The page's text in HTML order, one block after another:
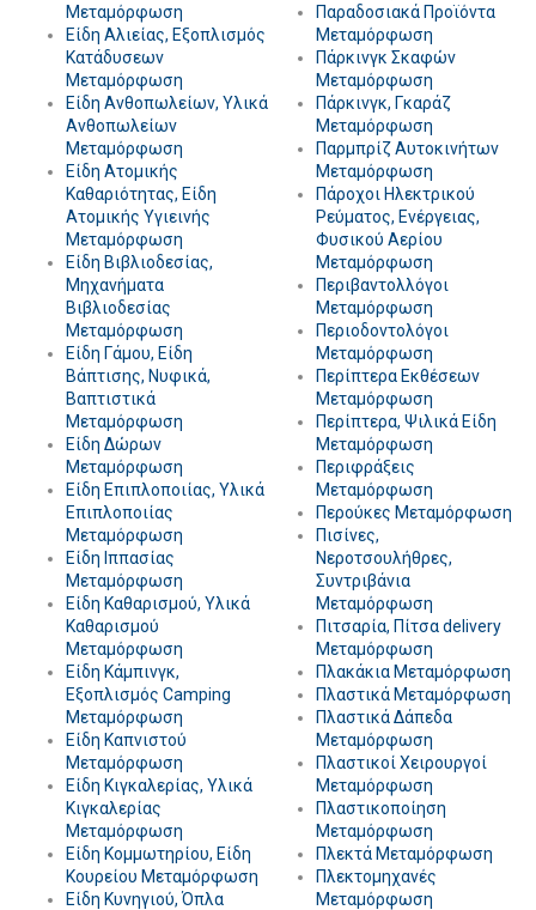
Μεταμόρφωση
Είδη Αλιείας, Εξοπλισμός
Κατάδυσεων
Μεταμόρφωση
Είδη Ανθοπωλείων, Υλικά
Ανθοπωλείων
Μεταμόρφωση
Είδη Ατομικής
Καθαριότητας, Είδη
Ατομικής Υγιεινής
Μεταμόρφωση
Είδη Βιβλιοδεσίας,
Μηχανήματα
Βιβλιοδεσίας
Μεταμόρφωση
Είδη Γάμου, Είδη
Βάπτισης, Νυφικά,
Βαπτιστικά
Μεταμόρφωση
Είδη Δώρων
Μεταμόρφωση
Είδη Επιπλοποιίας, Υλικά
Επιπλοποιίας
Μεταμόρφωση
Είδη Ιππασίας
Μεταμόρφωση
Είδη Καθαρισμού, Υλικά
Καθαρισμού
Μεταμόρφωση
Είδη Κάμπινγκ,
Εξοπλισμός Camping
Μεταμόρφωση
Είδη Καπνιστού
Μεταμόρφωση
Είδη Κιγκαλερίας, Υλικά
Κιγκαλερίας
Μεταμόρφωση
Είδη Κομμωτηρίου, Είδη
Κουρείου Μεταμόρφωση
Είδη Κυνηγιού, Όπλα
Παραδοσιακά Προϊόντα
Μεταμόρφωση
Πάρκινγκ Σκαφών
Μεταμόρφωση
Πάρκινγκ, Γκαράζ
Μεταμόρφωση
Παρμπρίζ Αυτοκινήτων
Μεταμόρφωση
Πάροχοι Ηλεκτρικού
Ρεύματος, Ενέργειας,
Φυσικού Αερίου
Μεταμόρφωση
Περιβαντολλόγοι
Μεταμόρφωση
Περιοδοντολόγοι
Μεταμόρφωση
Περίπτερα Εκθέσεων
Μεταμόρφωση
Περίπτερα, Ψιλικά Είδη
Μεταμόρφωση
Περιφράξεις
Μεταμόρφωση
Περούκες Μεταμόρφωση
Πισίνες,
Νεροτσουλήθρες,
Συντριβάνια
Μεταμόρφωση
Πιτσαρία, Πίτσα delivery
Μεταμόρφωση
Πλακάκια Μεταμόρφωση
Πλαστικά Μεταμόρφωση
Πλαστικά Δάπεδα
Μεταμόρφωση
Πλαστικοί Χειρουργοί
Μεταμόρφωση
Πλαστικοποίηση
Μεταμόρφωση
Πλεκτά Μεταμόρφωση
Πλεκτομηχανές
Μεταμόρφωση